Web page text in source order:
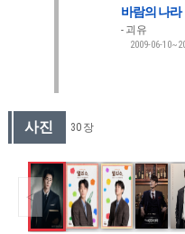
바람의 나라
괴유
2009-06-
사진 30 장